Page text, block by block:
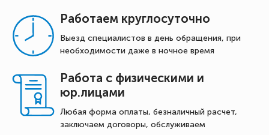
Работаем круглосуточно
Выезд специалистов в день обращения, при
необходимости даже в ночное время
Работа с физическими и
юр.лицами
Любая форма оплаты, безналичный расчет,
заключаем договоры, обслуживаем